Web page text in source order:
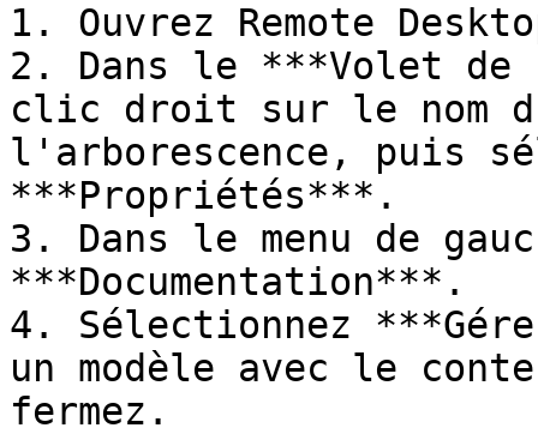
1. Ouvrez Remote
2. Dans le ***Volet
clic droit sur le nom
l'arborescence, puis
***Propriétés***.
3. Dans le menu de
***Documentation***.
4. Sélectionnez
un modèle avec le
fermez.